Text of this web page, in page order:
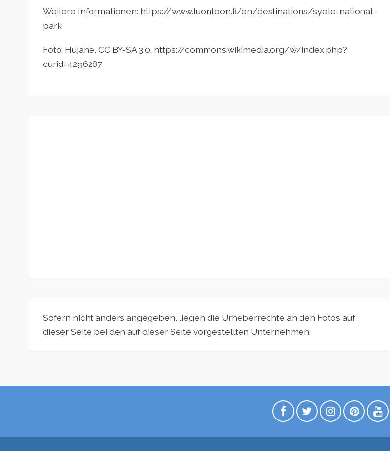
Weitere Informationen: https://www.luontoon.fi/en/destinations/syote-national-
park
Foto: Hujane, CC BY-SA 3.0, https://commons.wikimedia.org/w/index.php?
curid=4296287
Sofern nicht anders angegeben, liegen die Urheberrechte an den Fotos auf
dieser Seite bei den auf dieser Seite vorgestellten Unternehmen.